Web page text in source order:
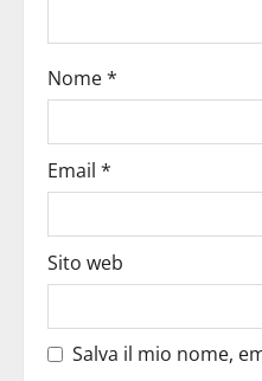
Nome*
Email *
Sito web
Salva il mio nome,